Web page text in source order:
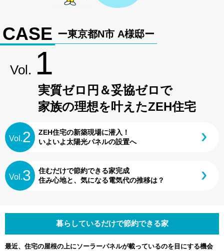
CASE ー東京都N市 A様邸ー
Vol. 1
実質ゼロ円＆妥協ゼロで
家族の理想を叶えたZEH住宅
Vol.2
ZEH住宅の新築現場に潜⼊！
いよいよ太陽光パネルの設置へ
Vol.3
住むだけで節約できる家完成
住み⼼地と、気になる電気代の推移は？
暮らしているだけで節約できる家
最近、住宅の屋根の上にソーラーパネルが載っているのを目にする機会